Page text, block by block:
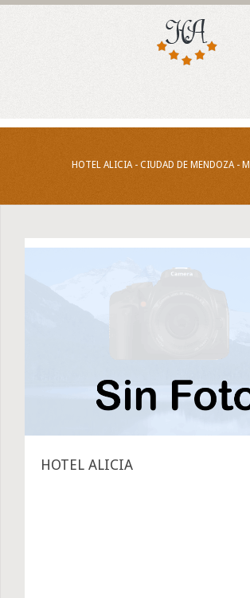
HOTEL ALICIA - CIUDAD DE MENDOZA -
HOTEL ALICIA